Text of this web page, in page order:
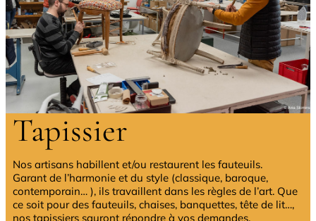
Tapissier
Nos artisans habillent et/ou restaurent les fauteuils.
Garant de l’harmonie et du style (classique, baroque,
contemporain… ), ils travaillent dans les règles de l’art. Que
ce soit pour des fauteuils, chaises, banquettes, tête de lit…,
nos tapissiers sauront répondre à vos demandes.